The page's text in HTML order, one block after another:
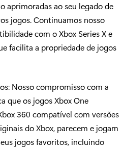
aprimoradas ao seu legado de
jogos. Continuamos nosso
com o Xbox Series X e
facilita a propriedade de jogos
Nosso compromisso com a
que os jogos Xbox One
360 compatível com versões
do Xbox, parecem e jogam
jogos favoritos, incluindo